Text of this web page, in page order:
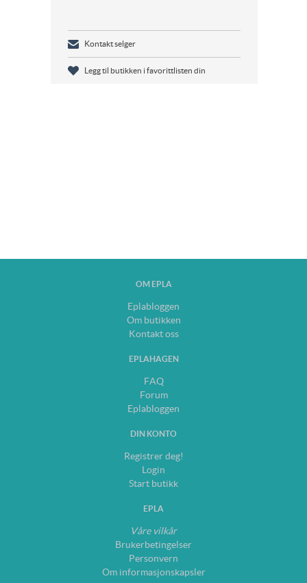
Kontakt selger
Legg til butikken i favorittlisten din
OM EPLA
Eplabloggen
Om butikken
Kontakt oss
EPLAHAGEN
FAQ
Forum
Eplabloggen
DIN KONTO
Registrer deg!
Login
Start butikk
EPLA
Våre vilkår
Brukerbetingelser
Personvern
Om informasjonskapsler